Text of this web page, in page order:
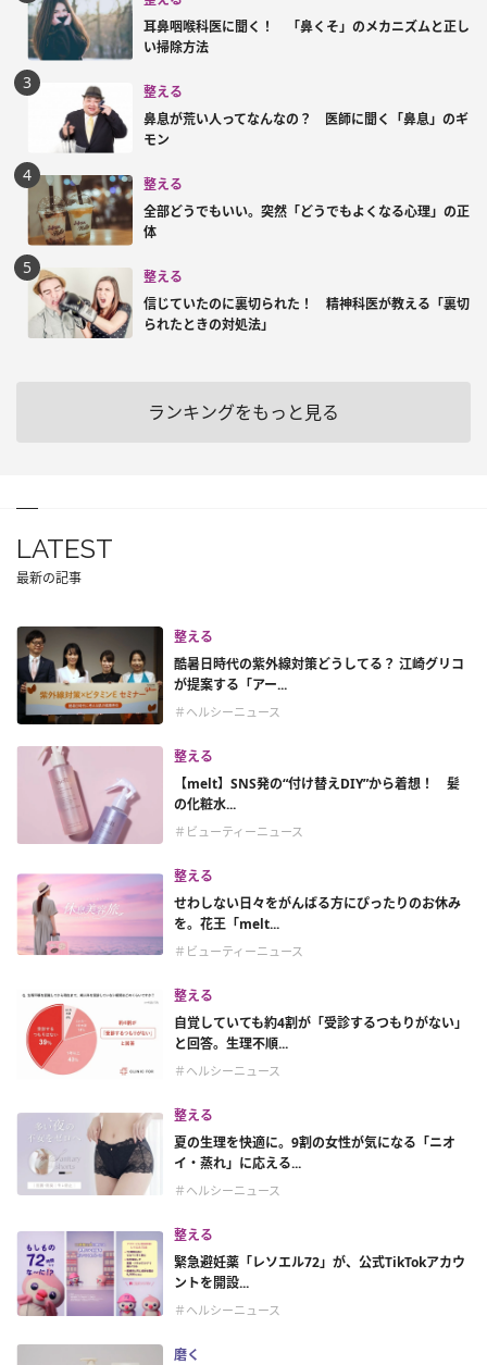
耳鼻咽喉科医に聞く！ 「鼻くそ」のメカニズムと正し
い掃除方法
整える
鼻息が荒い人ってなんなの？ 医師に聞く「鼻息」のギ
モン
整える
全部どうでもいい。突然「どうでもよくなる心理」の正
体
整える
信じていたのに裏切られた！ 精神科医が教える「裏切
られたときの対処法」
ランキングをもっと見る
LATEST
最新の記事
整える
酷暑日時代の紫外線対策どうしてる？ 江崎グリコ
が提案する「アー...
＃ヘルシーニュース
整える
【melt】SNS発の“付け替えDIY”から着想！ 髪
の化粧水...
＃ビューティーニュース
整える
せわしない日々をがんばる方にぴったりのお休み
を。花王「melt...
＃ビューティーニュース
整える
自覚していても約4割が「受診するつもりがない」
と回答。生理不順...
＃ヘルシーニュース
整える
夏の生理を快適に。9割の女性が気になる「ニオ
イ・蒸れ」に応える...
＃ヘルシーニュース
整える
緊急避妊薬「レソエル72」が、公式TikTokアカウ
ントを開設...
＃ヘルシーニュース
磨く